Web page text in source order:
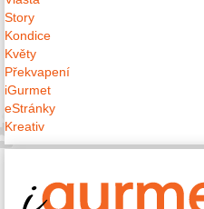
Story
Kondice
Květy
Překvapení
iGurmet
eStránky
Kreativ